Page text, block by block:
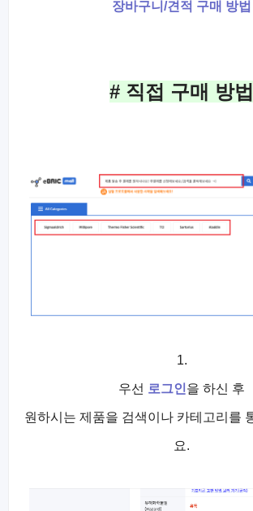
장바구니/견적 구매 방법
# 직접 구매 방법
1.
우선 로그인을 하신 후
원하시는 제품을 검색이나 카테고리를
요.